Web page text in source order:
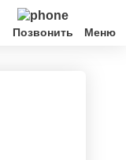
Позвонить